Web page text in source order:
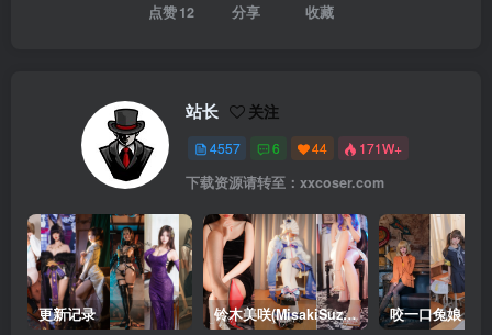
点赞12 分享 收藏
站长 关注
4557 6 44 171W+
下载资源请转至：xxcoser.com
更新记录 铃木美咲(MisakiSuzuki) 合集下载 咬一口兔娘 合